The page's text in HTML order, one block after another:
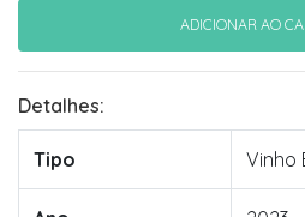
Detalhes:
Tipo Vinho